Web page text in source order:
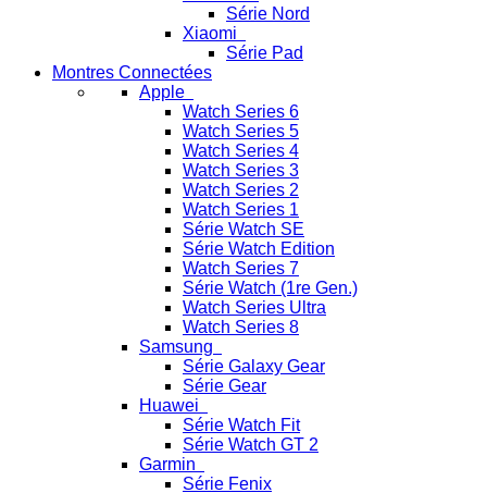
Série Nord
Xiaomi
Série Pad
Montres Connectées
Apple
Watch Series 6
Watch Series 5
Watch Series 4
Watch Series 3
Watch Series 2
Watch Series 1
Série Watch SE
Série Watch Edition
Watch Series 7
Série Watch (1re Gen.)
Watch Series Ultra
Watch Series 8
Samsung
Série Galaxy Gear
Série Gear
Huawei
Série Watch Fit
Série Watch GT 2
Garmin
Série Fenix